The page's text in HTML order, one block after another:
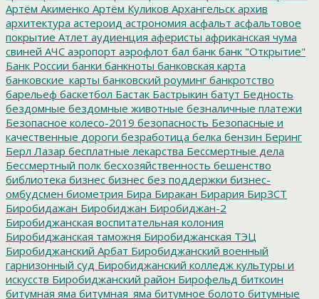
Артём Акименко Артём Куликов Архангельск архив
архитектура астероид астрономия асфальт асфальтовое
покрытие Атлет аудиенция аферисты африканская чума
свиней АЧС аэропорт аэрофлот бал банк банк "Открытие"
Банк России банки банкноты банковская карта
банковские_карты банковский роуминг банкротство
барельеф баскетбол Бастак Бастрыкин батут Бедность
бездомные бездомные животные безналичные платежи
Безопасное колесо-2019 безопасность Безопасные и
качественные дороги безработица белка бензин Беринг
Берл Лазар бесплатные лекарства Бессмертные дела
Бессмертный полк бесхозяйственность бешенство
библиотека бизнес бизнес без поддержки бизнес-
омбудсмен биометрия Бира Биракан Бирария БирЗСТ
Биробидажан Биробиджан Биробиджан-2
Биробиджанская воспитательная колония
Биробиджанская таможня Биробиджанская ТЭЦ
Биробиджанский Арбат Биробиджанский военный
гарнизонный суд Биробиджанский колледж культуры и
искусств Биробиджанский район Бирофельд биткоин
битумная яма битумная_яма битумное болото битумные